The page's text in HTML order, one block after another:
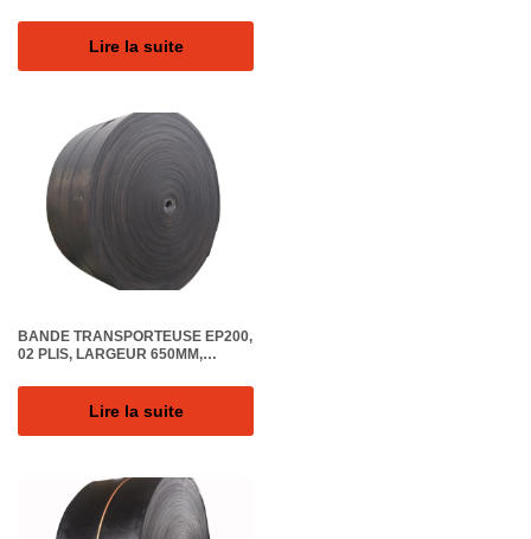
11.3MM, REVETEM. (6+2)MM,
GRADE DIN-Y, SURFACE LISSE
Lire la suite
BANDE TRANSPORTEUSE EP200,
02 PLIS, LARGEUR 650MM,
QUALITE DU CAOUTCHOUC DIN-Z
Lire la suite